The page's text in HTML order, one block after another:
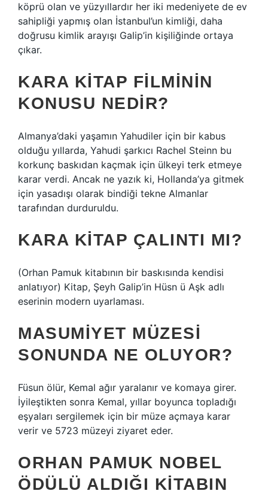
köprü olan ve yüzyıllardır her iki medeniyete de ev
sahipliği yapmış olan İstanbul’un kimliği, daha
doğrusu kimlik arayışı Galip’in kişiliğinde ortaya
çıkar.
KARA KITAP FILMININ
KONUSU NEDIR?
Almanya’daki yaşamın Yahudiler için bir kabus
olduğu yıllarda, Yahudi şarkıcı Rachel Steinn bu
korkunç baskıdan kaçmak için ülkeyi terk etmeye
karar verdi. Ancak ne yazık ki, Hollanda’ya gitmek
için yasadışı olarak bindiği tekne Almanlar
tarafından durduruldu.
KARA KITAP ÇALINTI MI?
(Orhan Pamuk kitabının bir baskısında kendisi
anlatıyor) Kitap, Şeyh Galip’in Hüsn ü Aşk adlı
eserinin modern uyarlaması.
MASUMIYET MÜZESI
SONUNDA NE OLUYOR?
Füsun ölür, Kemal ağır yaralanır ve komaya girer.
İyileştikten sonra Kemal, yıllar boyunca topladığı
eşyaları sergilemek için bir müze açmaya karar
verir ve 5723 müzeyi ziyaret eder.
ORHAN PAMUK NOBEL
ÖDÜLÜ ALDIĞI KITABIN